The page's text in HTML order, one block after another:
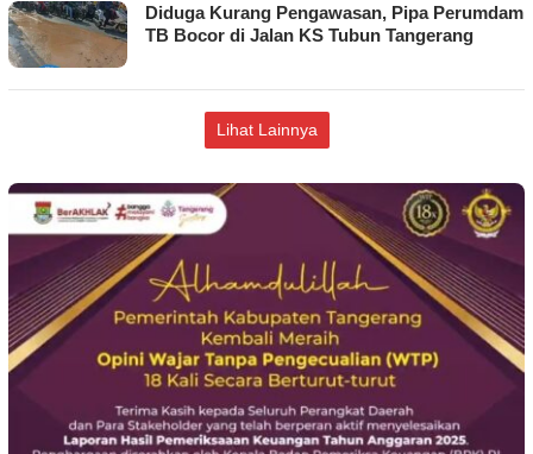
Diduga Kurang Pengawasan, Pipa Perumdam
TB Bocor di Jalan KS Tubun Tangerang
Lihat Lainnya